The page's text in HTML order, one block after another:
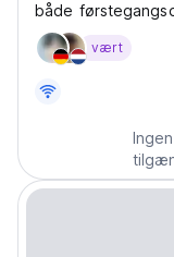
både
dykkersteder,
rejsende. (Auto-
vært